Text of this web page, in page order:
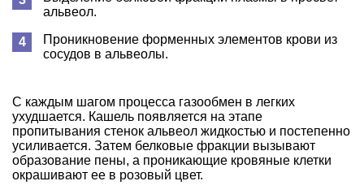
альвеол.
Проникновение форменных элементов крови из
сосудов в альвеолы.
С каждым шагом процесса газообмен в легких
ухудшается. Кашель появляется на этапе
пропитывания стенок альвеол жидкостью и постепенно
усиливается. Затем белковые фракции вызывают
образование пены, а проникающие кровяные клетки
окрашивают ее в розовый цвет.